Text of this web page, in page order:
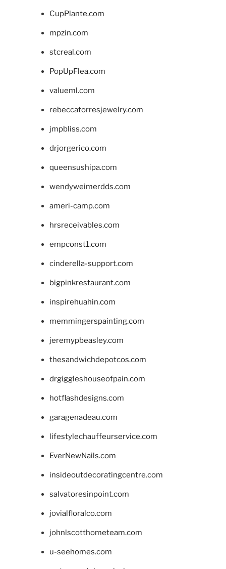
CupPlante.com
mpzin.com
stcreal.com
PopUpFlea.com
valueml.com
rebeccatorresjewelry.com
jmpbliss.com
drjorgerico.com
queensushipa.com
wendyweimerdds.com
ameri-camp.com
hrsreceivables.com
empconst1.com
cinderella-support.com
bigpinkrestaurant.com
inspirehuahin.com
memmingerspainting.com
jeremypbeasley.com
thesandwichdepotcos.com
drgiggleshouseofpain.com
hotflashdesigns.com
garagenadeau.com
lifestylechauffeurservice.com
EverNewNails.com
insideoutdecoratingcentre.com
salvatoresinpoint.com
jovialfloralco.com
johnlscotthometeam.com
u-seehomes.com